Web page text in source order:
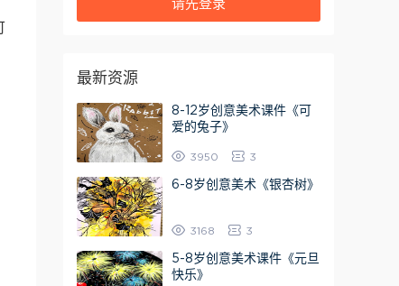
请先登录
最新资源
8-12岁创意美术课件《可
爱的兔子》
3950 3
6-8岁创意美术《银杏树》
3168 3
5-8岁创意美术课件《元旦
快乐》